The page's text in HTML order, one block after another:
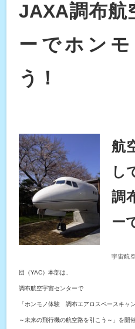
JAXA調布航
ーでホン
う！
航
し
調
ー
宇宙航
団（YAC）本部は、
調布航空宇宙センターで
「ホンモノ体験 調布エアロスペースキャ
～未来の飛行機の航空路を引こう～ 」を開